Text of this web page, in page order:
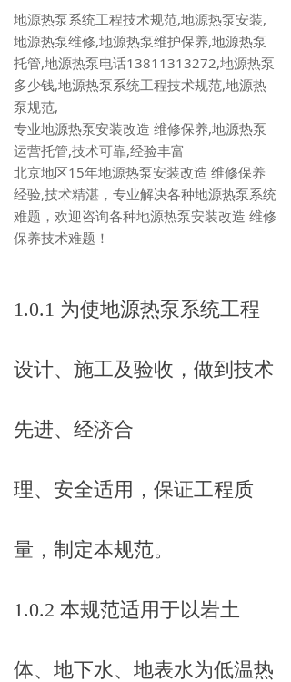
地源热泵系统工程技术规范,地源热泵安装,
地源热泵维修,地源热泵维护保养,地源热泵
托管,地源热泵电话13811313272,地源热泵
多少钱,地源热泵系统工程技术规范,地源热
泵规范,
专业地源热泵安装改造 维修保养,地源热泵
运营托管,技术可靠,经验丰富
北京地区15年地源热泵安装改造 维修保养
经验,技术精湛，专业解决各种地源热泵系统
难题，欢迎咨询各种地源热泵安装改造 维修
保养技术难题！
1.0.1 为使地源热泵系统工程
设计、施工及验收，做到技术
先进、经济合
理、安全适用，保证工程质
量，制定本规范。
1.0.2 本规范适用于以岩土
体、地下水、地表水为低温热